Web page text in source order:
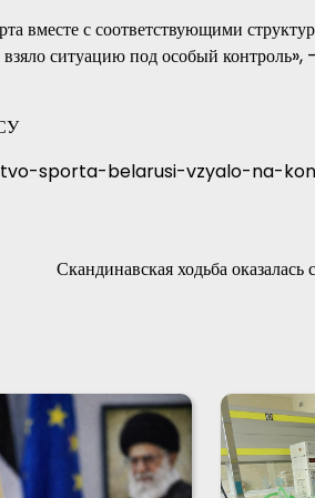
вместе с соответствующими
взяло ситуацию под особый
sporta-belarusi-vzyalo-na-
Скандинавская ходьба оказалась